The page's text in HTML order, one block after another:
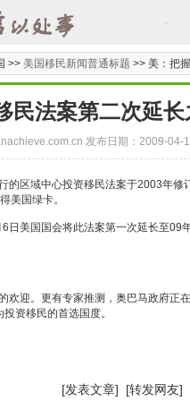
>> 美国移民新闻普通标题 >> 美：把
民法案第二次延长
发布日期：2009-04-
区域中心投资移民法案于2003年修
美国绿卡。
美国国会将此法案第一次延长至09
迎。更有专家推测，奥巴马政府正
资移民的首选国度。
[发表文章] [转发网友]